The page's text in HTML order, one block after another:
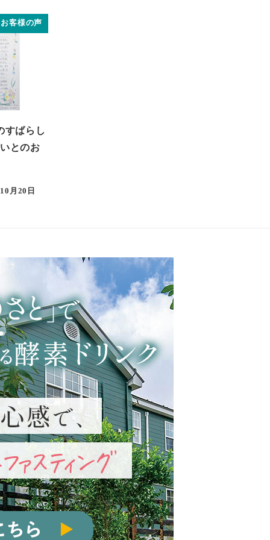
お客様の声
すばらし
とのお
月20日